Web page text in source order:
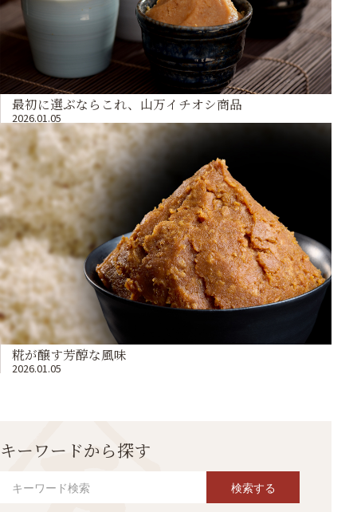
最初に選ぶならこれ、山万イチオシ商品
2026.01.05
糀が醸す芳醇な風味
2026.01.05
キーワードから探す
検索する